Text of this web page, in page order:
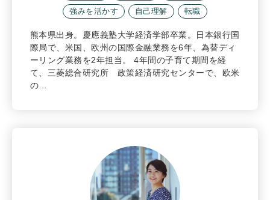
強みを活かす
自己理解 転職
熊本県出身。慶應義塾大学経済学部卒業。日本銀行国
際局で、米国、欧州の国際金融業務を6年、為替ディ
ーリング業務を2年担当。 4年間の子育て期間を経
て、三菱総合研究所 政策経済研究センターで、欧米
の…